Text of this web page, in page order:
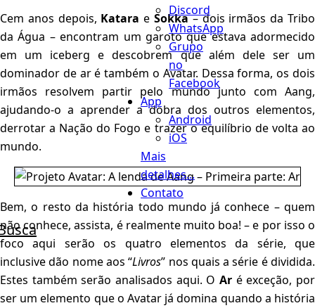
Discord
WhatsApp
Grupo
no
Facebook
App
Android
iOS
Mais
detalhes...
Contato
Cem anos depois, KataraeSokka– dois irmãos da Tribo
da Água – encontram um garoto que estava adormecido
em um iceberg e descobrem que além dele ser um
dominador de ar é também o Avatar. Dessa forma, os dois
irmãos resolvem partir pelo mundo junto com Aang,
ajudando-o a aprender a dobra dos outros elementos,
derrotar a Nação do Fogo e trazer o equilíbrio de volta ao
mundo.
Bem, o resto da história todo mundo já conhece – quem
não conhece, assista, é realmente muito boa! – e por isso o
foco aqui serão os quatro elementos da série, que
inclusive dão nome aos “Livros” nos quais a série é dividida.
Estes também serão analisados aqui. O Ar é exceção, por
ser um elemento que o Avatar já domina quando a história